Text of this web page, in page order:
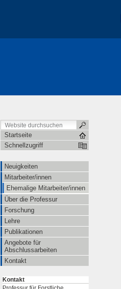
Startseite
Schnellzugriff
Neuigkeiten
Mitarbeiter/innen
Ehemalige Mitarbeiter/innen
Über die Professur
Forschung
Lehre
Publikationen
Angebote für
Abschlussarbeiten
Kontakt
Kontakt